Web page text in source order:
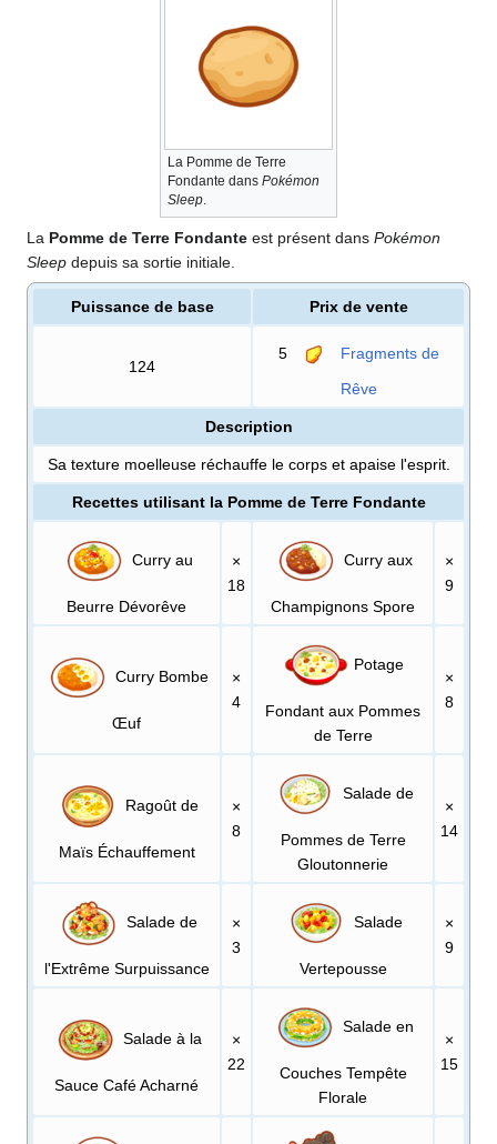
La Pomme de Terre
Fondante dans Pokémon
Sleep
La Pomme de Terre Fondante est présent dans Pokémon
Sleep depuis sa sortie initiale.
Puissance de base Prix de vente
124
5 Fragments de
Rêve
Description
Sa texture moelleuse réchauffe le corps et apaise l'esprit.
Recettes utilisant la Pomme de Terre Fondante
Curry au
Beurre Dévorêve
×
18
Curry aux
Champignons Spore
×
9
Curry Bombe
Œuf
×
4
Potage
Fondant aux Pommes
de Terre
×
8
Ragoût de
Maïs Échauffement
×
8
Salade de
Pommes de Terre
Gloutonnerie
×
14
Salade de
l'Extrême Surpuissance
×
3
Salade
Vertepousse
×
9
Salade à la
Sauce Café Acharné
×
22
Salade en
Couches Tempête
Florale
×
15